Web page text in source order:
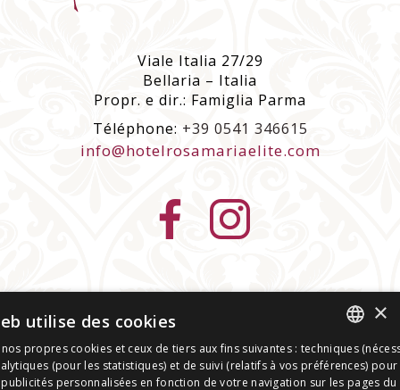
Viale Italia 27/29
Bellaria – Italia
Propr. e dir.: Famiglia Parma
Téléphone: +39 0541 346615
info@hotelrosamariaelite.com
| p. iva 01268330402 |
C.I.R. 099001-AL-00197 | C.I.N. IT099001A1CDSJ24LR
|privacy policy|cookie policy |
Vérifiez vos paramètres de cookies | Déclaration
d'accessibilité
ITALIAN
×
utilise des cookies
propres cookies et ceux de tiers aux fins suivantes : techniques
(pour les statistiques) et de suivi (relatifs à vos préférences) pour
personnalisées en fonction de votre navigation sur les pages du